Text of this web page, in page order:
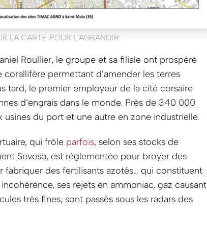
LA CARTE POUR L'AGRANDIR
Roullier, le groupe et sa filiale ont prospéré
permettant d’amender les terres
tard, le premier employeur de la cité corsaire
d’engrais dans le monde. Près de 340 000
usines du port et une autre en zone industrielle.
qui frôle parfois, selon ses stocks de
Seveso, est réglementée pour broyer des
fabriquer des fertilisants azotés… qui constituent
ses rejets en ammoniac, gaz causant
très fines, sont passés sous les radars des